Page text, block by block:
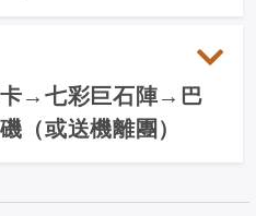
→七彩巨石陣→巴
（或送機離團）